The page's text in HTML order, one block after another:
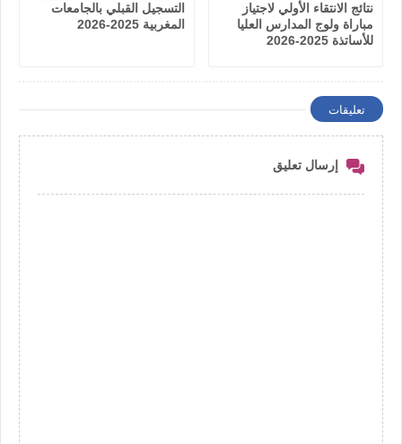
نتائج الانتقاء الأولي لاجتياز
مباراة ولوج المدارس العليا
للأساتذة 2025-2026
التسجيل القبلي بالجامعات
المغربية 2025-2026
تعليقات
إرسال تعليق